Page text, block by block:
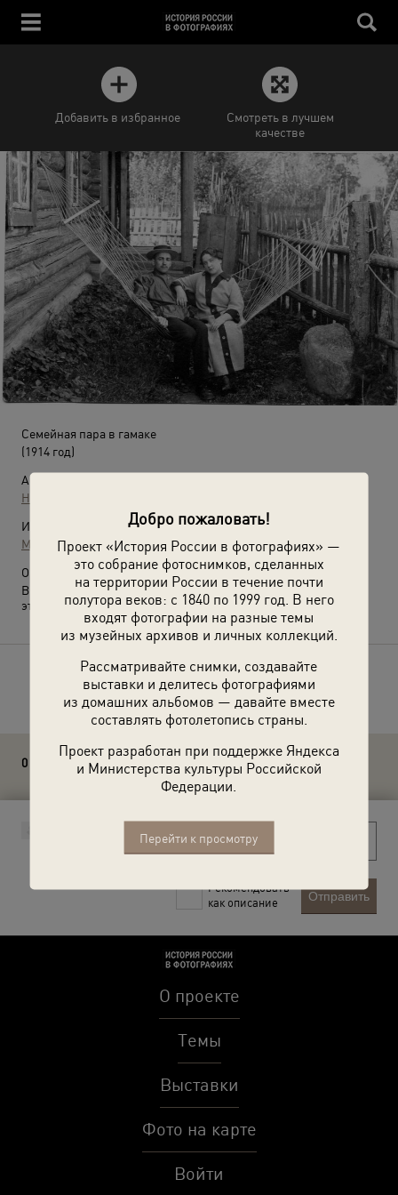
Добро пожаловать!
Проект «История России в фотографиях» —
это собрание фотоснимков, сделанных
на территории России в течение почти
полутора веков: с 1840 по 1999 год. В него
входят фотографии на разные темы
из музейных архивов и личных коллекций.
Рассматривайте снимки, создавайте
выставки и делитесь фотографиями
из домашних альбомов — давайте вместе
составлять фотолетопись страны.
Проект разработан при поддержке Яндекса
и Министерства культуры Российской
Федерации.
Перейти к просмотру
Добавить в избранное
Смотреть в лучшем
качестве
Семейная пара в гамаке
(1914 год)
Автор:
Неизвестный автор
Источники:
МАММ / МДФ
О фотографии:
Выставки«10 фотографий в гамаке»и «Супруги ХХ века»
этой фотографией.
Расскажите друзьям об этом фото
0 комментариев
Рекомендовать
как описание
Отправить
О проекте
Темы
Выставки
Фото на карте
Войти